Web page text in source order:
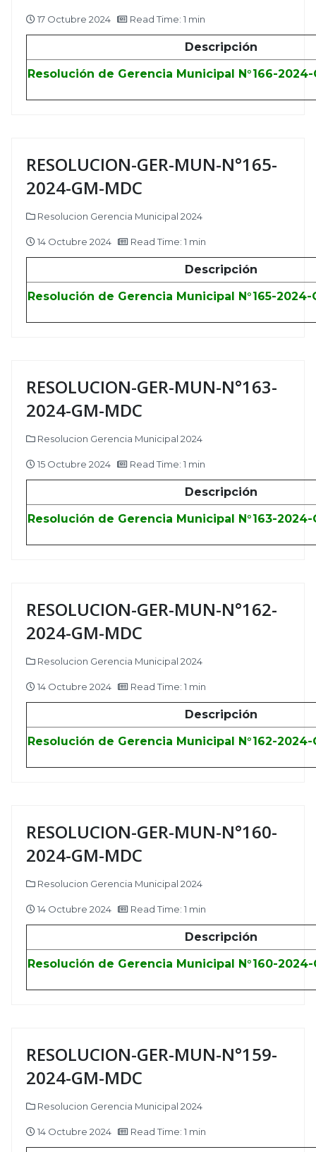
17 Octubre 2024 Read Time: 1 min
Descripción
Resolución de Gerencia Municipal N°166-2024-
RESOLUCION-GER-MUN-N°165-
2024-GM-MDC
Resolucion Gerencia Municipal 2024
14 Octubre 2024 Read Time: 1 min
Descripción
Resolución de Gerencia Municipal N°165-2024-
RESOLUCION-GER-MUN-N°163-
2024-GM-MDC
Resolucion Gerencia Municipal 2024
15 Octubre 2024 Read Time: 1 min
Descripción
Resolución de Gerencia Municipal N°163-2024-
RESOLUCION-GER-MUN-N°162-
2024-GM-MDC
Resolucion Gerencia Municipal 2024
14 Octubre 2024 Read Time: 1 min
Descripción
Resolución de Gerencia Municipal N°162-2024-
RESOLUCION-GER-MUN-N°160-
2024-GM-MDC
Resolucion Gerencia Municipal 2024
14 Octubre 2024 Read Time: 1 min
Descripción
Resolución de Gerencia Municipal N°160-2024-
RESOLUCION-GER-MUN-N°159-
2024-GM-MDC
Resolucion Gerencia Municipal 2024
14 Octubre 2024 Read Time: 1 min